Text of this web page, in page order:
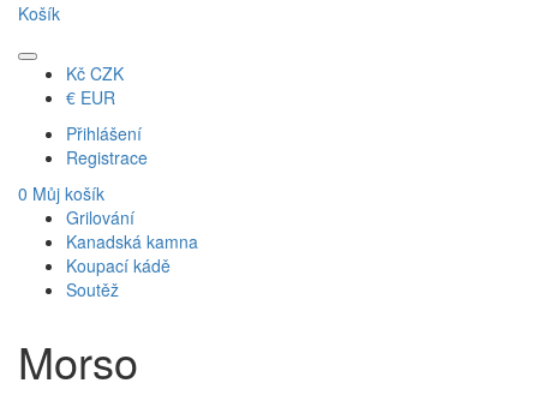
Košík
Kč CZK
€ EUR
Přihlášení
Registrace
0 Můj košík
Grilování
Kanadská kamna
Koupací kádě
Soutěž
Morso